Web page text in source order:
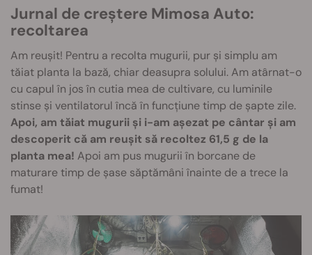
Jurnal de creștere Mimosa Auto:
recoltarea
Am reușit! Pentru a recolta mugurii, pur și simplu am
tăiat planta la bază, chiar deasupra solului. Am atârnat-o
cu capul în jos în cutia mea de cultivare, cu luminile
stinse și ventilatorul încă în funcțiune timp de șapte zile.
Apoi, am tăiat mugurii și i-am așezat pe cântar și am
descoperit că am reușit să recoltez 61,5 g de la
planta mea! Apoi am pus mugurii în borcane de
maturare timp de șase săptămâni înainte de a trece la
fumat!